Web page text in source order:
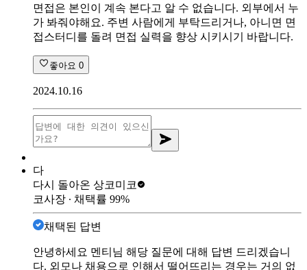
면접은 본인이 계속 본다고 알 수 없습니다. 외부에서 누
가 봐줘야해요. 주변 사람에게 부탁드리거나, 아니면 면
접스터디를 돌려 면접 실력을 향상 시키시기 바랍니다.
좋아요 0
2024.10.16
다
다시 돌아온 상코미코
코사장 ∙ 채택률 99%
채택된 답변
안녕하세요 멘티님 해당 질문에 대해 답변 드리겠습니
다. 외모나 채용으로 인해서 떨어뜨리는 경우는 거의 없